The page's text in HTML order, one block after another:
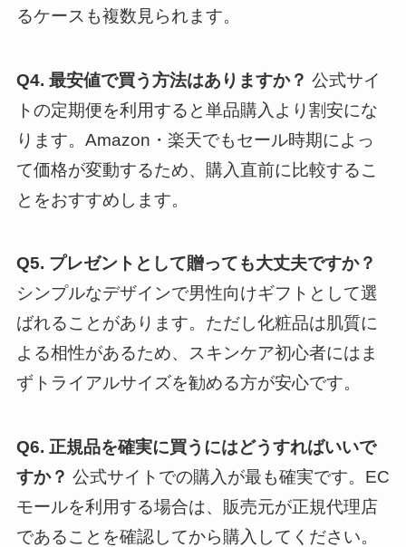
るケースも複数見られます。
Q4. 最安値で買う方法はありますか？ 公式サイ
トの定期便を利用すると単品購入より割安にな
ります。Amazon・楽天でもセール時期によっ
て価格が変動するため、購入直前に比較するこ
とをおすすめします。
Q5. プレゼントとして贈っても大丈夫ですか？
シンプルなデザインで男性向けギフトとして選
ばれることがあります。ただし化粧品は肌質に
よる相性があるため、スキンケア初心者にはま
ずトライアルサイズを勧める方が安心です。
Q6. 正規品を確実に買うにはどうすればいいで
すか？ 公式サイトでの購入が最も確実です。EC
モールを利用する場合は、販売元が正規代理店
であることを確認してから購入してください。